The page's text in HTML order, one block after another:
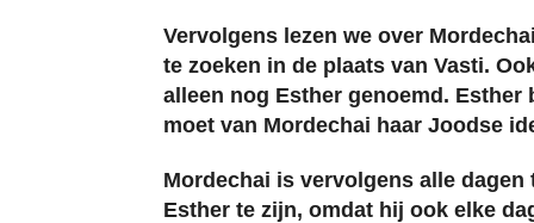
Vervolgens lezen we over
te zoeken in de plaats van Vasti.
alleen nog Esther genoemd. Esther
moet van Mordechai haar Joodse
Mordechai is vervolgens alle
Esther te zijn, omdat hij ook elke